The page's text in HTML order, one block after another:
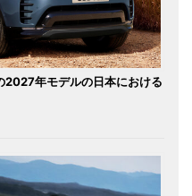
2027年モデルの日本における